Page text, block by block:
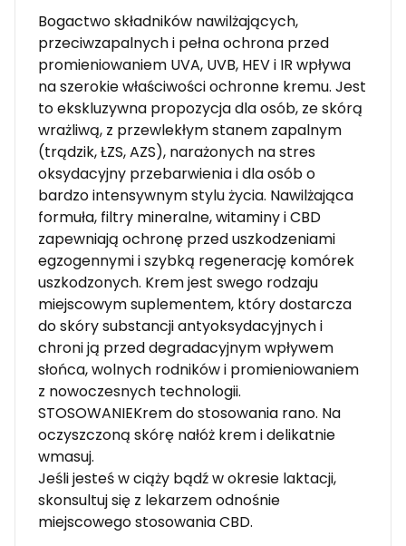
Bogactwo składników nawilżających,
przeciwzapalnych i pełna ochrona przed
promieniowaniem UVA, UVB, HEV i IR wpływa
na szerokie właściwości ochronne kremu. Jest
to ekskluzywna propozycja dla osób, ze skórą
wrażliwą, z przewlekłym stanem zapalnym
(trądzik, ŁZS, AZS), narażonych na stres
oksydacyjny przebarwienia i dla osób o
bardzo intensywnym stylu życia. Nawilżająca
formuła, filtry mineralne, witaminy i CBD
zapewniają ochronę przed uszkodzeniami
egzogennymi i szybką regenerację komórek
uszkodzonych. Krem jest swego rodzaju
miejscowym suplementem, który dostarcza
do skóry substancji antyoksydacyjnych i
chroni ją przed degradacyjnym wpływem
słońca, wolnych rodników i promieniowaniem
z nowoczesnych technologii.
STOSOWANIEKrem do stosowania rano. Na
oczyszczoną skórę nałóż krem i delikatnie
wmasuj.
Jeśli jesteś w ciąży bądź w okresie laktacji,
skonsultuj się z lekarzem odnośnie
miejscowego stosowania CBD.